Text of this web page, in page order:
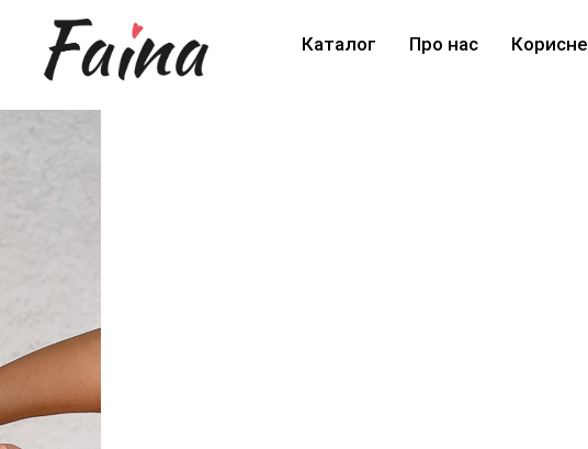
Каталог Про нас Корисне